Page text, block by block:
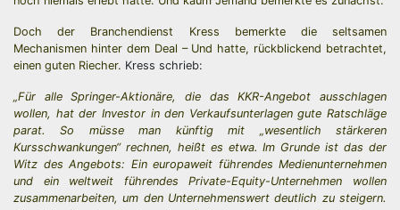
Doch der Branchendienst Kress bemerkte die seltsamen
Mechanismen hinter dem Deal – Und hatte, rückblickend betrachtet,
einen guten Riecher. Kress schrieb:
„Für alle Springer-Aktionäre, die das KKR-Angebot ausschlagen
wollen, hat der Investor in den Verkaufsunterlagen gute Ratschläge
parat. So müsse man künftig mit „wesentlich stärkeren
Kursschwankungen“ rechnen, heißt es etwa. Im Grunde ist das der
Witz des Angebots: Ein europaweit führendes Medienunternehmen
und ein weltweit führendes Private-Equity-Unternehmen wollen
zusammenarbeiten, um den Unternehmenswert deutlich zu steigern.